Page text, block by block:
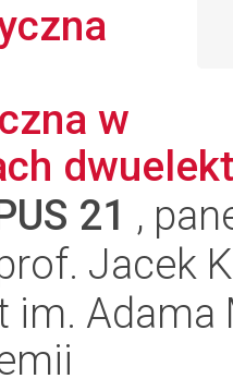
w
21 ,
Jacek
im.